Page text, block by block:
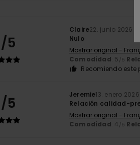
/5
Claire22. junio 2026
Nulo
Mostrar original -
Comodidad: 5 /5
Recomiendo este
/5 Jeremie13. enero 2026
Relación calidad-
Mostrar original -
Comodidad: 4 /5